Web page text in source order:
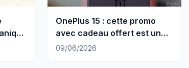
OnePlus 15 : cette promo
avec cadeau offert est un
appel du pied
09/06/2026